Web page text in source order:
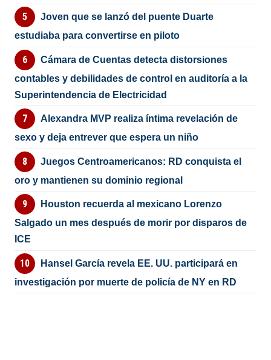
Joven que se lanzó del puente Duarte
estudiaba para convertirse en piloto
Cámara de Cuentas detecta distorsiones
contables y debilidades de control en auditoría a la
Superintendencia de Electricidad
Alexandra MVP realiza íntima revelación de
sexo y deja entrever que espera un niño
Juegos Centroamericanos: RD conquista el
oro y mantienen su dominio regional
Houston recuerda al mexicano Lorenzo
Salgado un mes después de morir por disparos de
ICE
Hansel García revela EE. UU. participará en
investigación por muerte de policía de NY en RD